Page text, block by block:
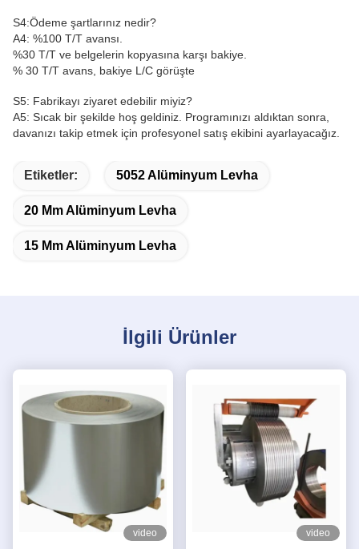
S4:Ödeme şartlarınız nedir?
A4: %100 T/T avansı.
%30 T/T ve belgelerin kopyasına karşı bakiye.
% 30 T/T avans, bakiye L/C görüşte
S5: Fabrikayı ziyaret edebilir miyiz?
A5: Sıcak bir şekilde hoş geldiniz. Programınızı aldıktan sonra,
davanızı takip etmek için profesyonel satış ekibini ayarlayacağız.
Etiketler: 5052 Alüminyum Levha
20 Mm Alüminyum Levha
15 Mm Alüminyum Levha
İlgili Ürünler
video video